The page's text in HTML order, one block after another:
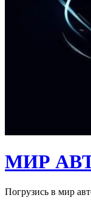
МИР
Погрузись в мир